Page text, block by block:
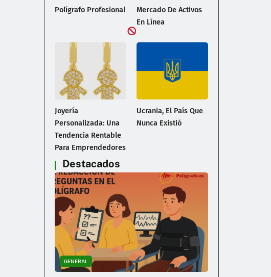
Polígrafo Profesional
Mercado De Activos
En Línea
Joyería
Personalizada: Una
Tendencia Rentable
Para Emprendedores
Ucrania, El País Que
Nunca Existió
Destacados
GENERAL